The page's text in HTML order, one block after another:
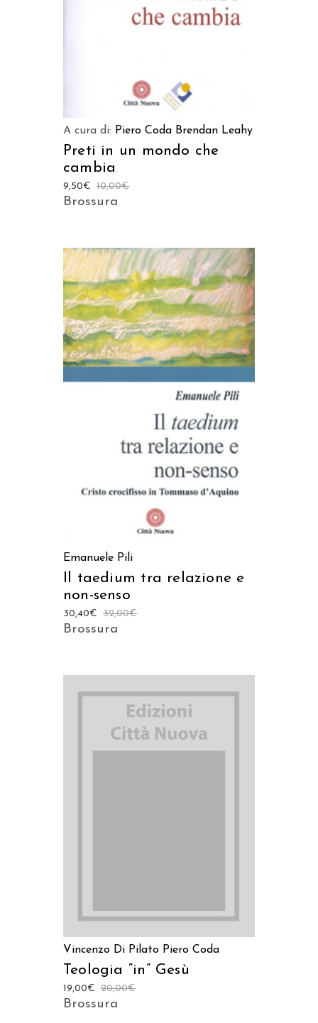
A cura di: Piero Coda Brendan Leahy
Preti in un mondo che
cambia
10,00€
9,50€
Brossura
AGGIUNGI AL CARRELLO
Emanuele Pili
Il taedium tra relazione e
non-senso
32,00€
30,40€
Brossura
Vincenzo Di Pilato Piero Coda
Teologia “in” Gesù
20,00€
19,00€
Brossura